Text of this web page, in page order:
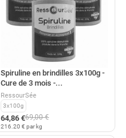
Spiruline en brindilles 3x100g -
Cure de 3 mois -...
RessourSée
3x100g
64,86 €69,00 €
216.20 € par kg